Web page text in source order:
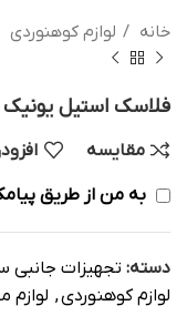
خانه لوازم کوهنوردی
فلاسک استیل یونیک
مقایسه
به من از طریق
دسته: تجهیزات جانبی
لوازم کوهنوردی, لوازم